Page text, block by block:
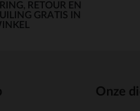
RETOUR EN
GRATIS IN
Onze